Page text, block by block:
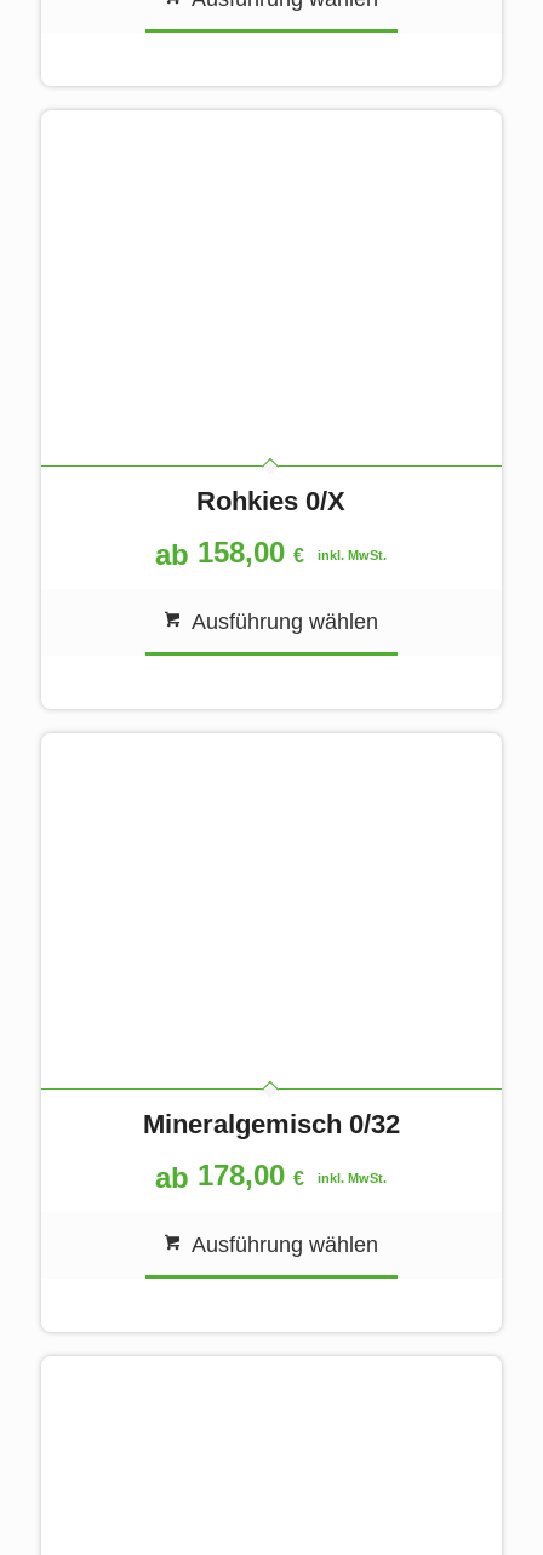
Rohkies 0/X
ab 158,00€ inkl. MwSt.
Ausführung wählen
Mineralgemisch 0/32
ab 178,00€ inkl. MwSt.
Ausführung wählen